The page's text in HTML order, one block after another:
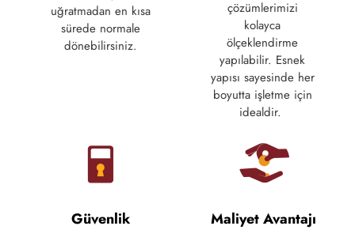
uğratmadan en kısa
sürede normale
dönebilirsiniz.
çözümlerimizi
kolayca
ölçeklendirme
yapılabilir. Esnek
yapısı sayesindeher
boyutta işletme için
idealdir.
Güvenlik Maliyet Avantajı